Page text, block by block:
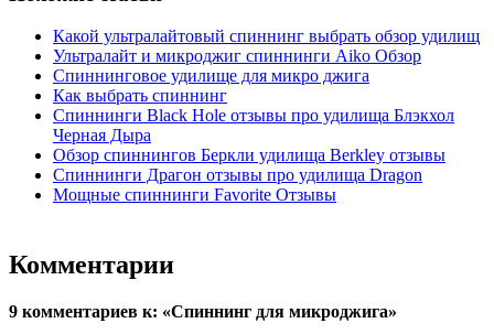
Какой ультралайтовый спиннинг выбрать обзор удилищ
Ультралайт и микроджиг спиннинги Aiko Обзор
Спиннинговое удилище для микро джига
Как выбрать спиннинг
Спиннинги Black Hole отзывы про удилища Блэкхол
Черная Дыра
Обзор спиннингов Беркли удилища Berkley отзывы
Спиннинги Драгон отзывы про удилища Dragon
Мощные спиннинги Favorite Отзывы
Комментарии
9 комментариев к: «Спиннинг для микроджига»